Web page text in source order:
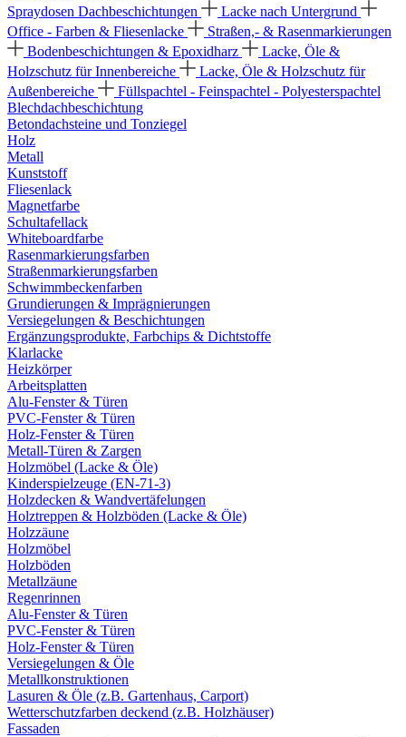
Spraydosen Dachbeschichtungen
Lacke nach Untergrund
Office - Farben & Fliesenlacke
Straßen,- & Rasenmarkierungen
Bodenbeschichtungen & Epoxidharz
Lacke, Öle &
Holzschutz für Innenbereiche
Lacke, Öle & Holzschutz für
Außenbereiche
Füllspachtel - Feinspachtel - Polyesterspachtel
Blechdachbeschichtung
Betondachsteine und Tonziegel
Holz
Metall
Kunststoff
Fliesenlack
Magnetfarbe
Schultafellack
Whiteboardfarbe
Rasenmarkierungsfarben
Straßenmarkierungsfarben
Schwimmbeckenfarben
Grundierungen & Imprägnierungen
Versiegelungen & Beschichtungen
Ergänzungsprodukte, Farbchips & Dichtstoffe
Klarlacke
Heizkörper
Arbeitsplatten
Alu-Fenster & Türen
PVC-Fenster & Türen
Holz-Fenster & Türen
Metall-Türen & Zargen
Holzmöbel (Lacke & Öle)
Kinderspielzeuge (EN-71-3)
Holzdecken & Wandvertäfelungen
Holztreppen & Holzböden (Lacke & Öle)
Holzzäune
Holzmöbel
Holzböden
Metallzäune
Regenrinnen
Alu-Fenster & Türen
PVC-Fenster & Türen
Holz-Fenster & Türen
Versiegelungen & Öle
Metallkonstruktionen
Lasuren & Öle (z.B. Gartenhaus, Carport)
Wetterschutzfarben deckend (z.B. Holzhäuser)
Fassaden